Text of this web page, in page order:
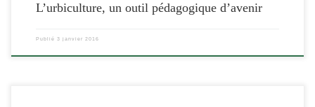
L’urbiculture, un outil pédagogique d’avenir
Publié 3 janvier 2016